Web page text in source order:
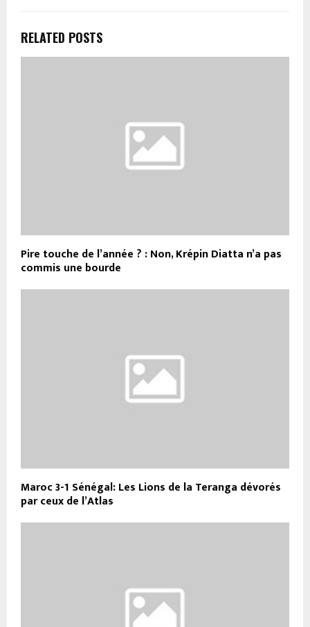
RELATED POSTS
Pire touche de l’année ? : Non, Krépin Diatta n’a pas
commis une bourde
Maroc 3-1 Sénégal: Les Lions de la Teranga dévorés
par ceux de l’Atlas